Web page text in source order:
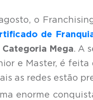
o
de
Categoria Mega. A
e Master, é
as redes estão
enorme